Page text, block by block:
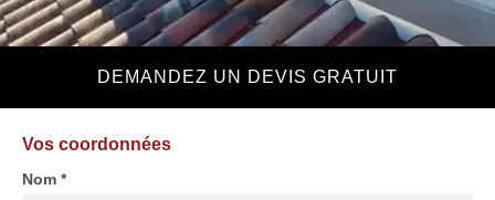
DEMANDEZ UN DEVIS GRATUIT
Vos coordonnées
Nom *